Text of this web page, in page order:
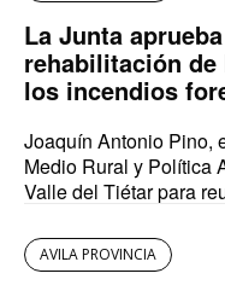
La Junta
rehabilitación
los incendios
Joaquín Antonio Pino,
Medio Rural y Política
Valle del Tiétar para
AVILA PROVINCIA